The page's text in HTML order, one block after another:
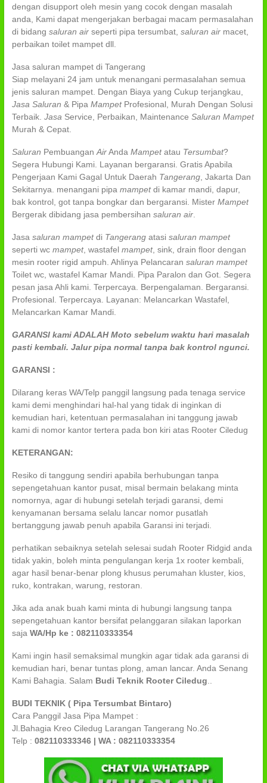
dengan disupport oleh mesin yang cocok dengan masalah
anda, Kami dapat mengerjakan berbagai macam permasalahan
di bidang saluran airseperti pipa tersumbat, saluran airmacet,
perbaikan toilet mampet dll.
Jasa saluran mampet di Tangerang
Siap melayani 24 jam untuk menangani permasalahan semua
jenis saluran mampet. Dengan Biaya yang Cukup terjangkau,
Jasa Saluran & Pipa MampetProfesional, Murah Dengan Solusi
Terbaik. JasaService, Perbaikan, Maintenance Saluran Mampet
Murah & Cepat.
Saluran PembuanganAirAnda Mampetatau Tersumbat?
Segera Hubungi Kami. Layanan bergaransi. Gratis Apabila
Pengerjaan Kami Gagal Untuk Daerah Tangerang, Jakarta Dan
Sekitarnya. menangani pipa mampetdi kamar mandi, dapur,
bak kontrol, got tanpa bongkar dan bergaransi. Mister Mampet
Bergerak dibidang jasa pembersihan saluran air.
Jasa saluran mampetdi Tangerangatasi saluran mampet
seperti wc mampet, wastafel mampet, sink, drain floor dengan
mesin rooter rigid ampuh. Ahlinya Pelancaran saluran mampet
Toilet wc, wastafel Kamar Mandi. Pipa Paralon dan Got. Segera
pesan jasa Ahli kami. Terpercaya. Berpengalaman. Bergaransi.
Profesional. Terpercaya. Layanan: Melancarkan Wastafel,
Melancarkan Kamar Mandi.
GARANSI kami ADALAH Moto sebelum waktu hari masalah
pasti kembali. Jalur pipa normal tanpa bak kontrol ngunci.
GARANSI :
Dilarang keras WA/Telp panggil langsung pada tenaga service
kami demi menghindari hal-hal yang tidak di inginkan di
kemudian hari, ketentuan permasalahan ini tanggung jawab
kami di nomor kantor tertera pada bon kiri atas Rooter Ciledug
KETERANGAN:
Resiko di tanggung sendiri apabila berhubungan tanpa
sepengetahuan kantor pusat, misal bermain belakang minta
nomornya, agar di hubungi setelah terjadi garansi, demi
kenyamanan bersama selalu lancar nomor pusatlah
bertanggung jawab penuh apabila Garansi ini terjadi.
perhatikan sebaiknya setelah selesai sudah Rooter Ridgid anda
tidak yakin, boleh minta pengulangan kerja 1x rooter kembali,
agar hasil benar-benar plong khusus perumahan kluster, kios,
ruko, kontrakan, warung, restoran.
Jika ada anak buah kami minta di hubungi langsung tanpa
sepengetahuan kantor bersifat pelanggaran silakan laporkan
saja WA/Hp ke : 082110333354
Kami ingin hasil semaksimal mungkin agar tidak ada garansi di
kemudian hari, benar tuntas plong, aman lancar. Anda Senang
Kami Bahagia. Salam Budi Teknik Rooter Ciledug..
BUDI TEKNIK ( Pipa Tersumbat Bintaro)
Cara Panggil Jasa Pipa Mampet :
Jl.Bahagia Kreo Ciledug Larangan Tangerang No.26
Telp : 082110333346 | WA : 082110333354